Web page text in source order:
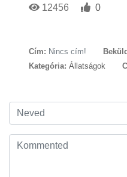
12456
0
Cím: Nincs cím!
Kategória: Állatságok